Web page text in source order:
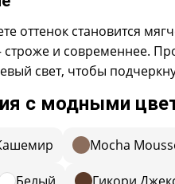
оттенок становится
и современнее.
свет, чтобы
с модными
Mocha